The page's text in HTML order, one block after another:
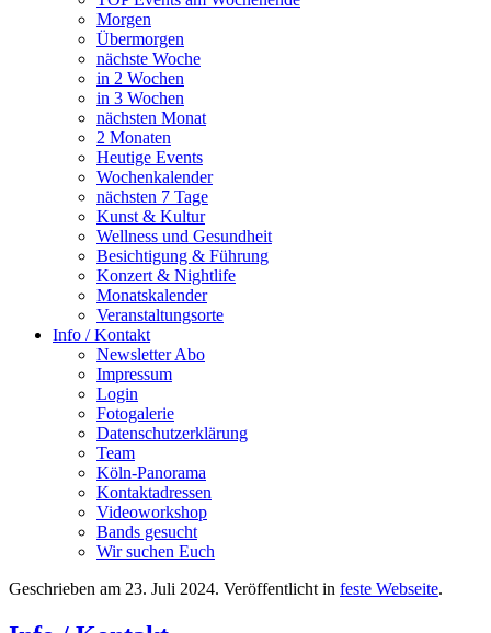
Morgen
Übermorgen
nächste Woche
in 2 Wochen
in 3 Wochen
nächsten Monat
2 Monaten
Heutige Events
Wochenkalender
nächsten 7 Tage
Kunst & Kultur
Wellness und Gesundheit
Besichtigung & Führung
Konzert & Nightlife
Monatskalender
Veranstaltungsorte
Info / Kontakt
Newsletter Abo
Impressum
Login
Fotogalerie
Datenschutzerklärung
Team
Köln-Panorama
Kontaktadressen
Videoworkshop
Bands gesucht
Wir suchen Euch
Geschrieben am 23. Juli 2024. Veröffentlicht in feste Webseite.